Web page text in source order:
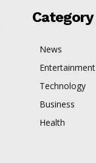
Category
News
Entertainment
Technology
Business
Health